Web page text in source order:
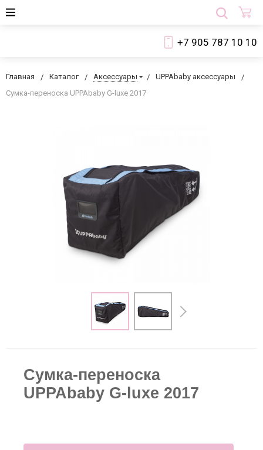
+7 905 787 10 10
Главная Каталог Аксессуары
UPPAbaby аксессуары
Сумка-переноска UPPAbaby G-luxe 2017
Сумка-переноска
UPPAbaby G-luxe 2017